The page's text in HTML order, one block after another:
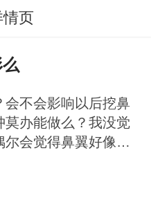
页
不会影响以后挖鼻
莫办能做么？我没觉
会觉得鼻翼好像被
太痛苦，老想挖鼻
恢复后不用担心，